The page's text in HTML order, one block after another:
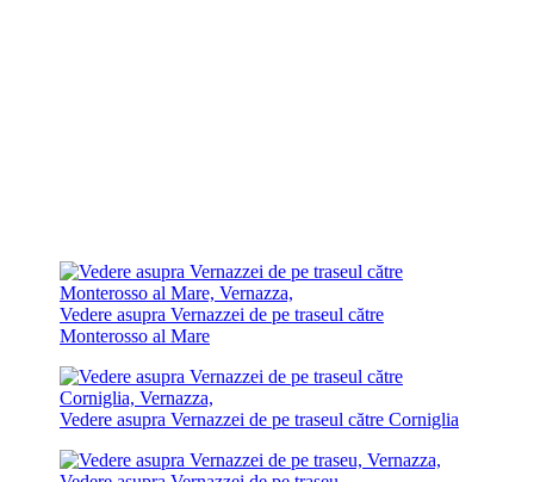
Vedere asupra Vernazzei de pe traseul către
Monterosso al Mare
Vedere asupra Vernazzei de pe traseul către Corniglia